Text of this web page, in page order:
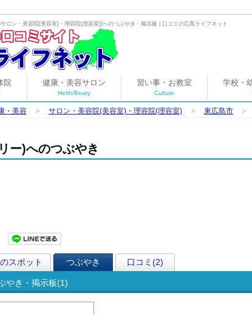
サロン・美容院(美容室)・理容院(理容室))へのつぶやき・掲示板 | 口コミの広島ライフネット
院 健康・美容サロン
Helth/Beaty
習い事・お教室
Culture
学校・
・美容 ＞ サロン・美容院(美容室)・理容院(理容室) ＞ 東広島市 ＞
ー)へのつぶやき
スポット つぶやき 口コミ(2)
やき・掲示板(1)